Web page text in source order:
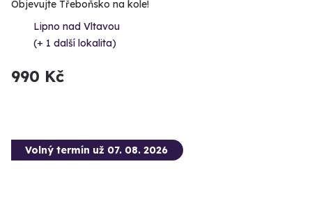
Objevujte Třeboňsko na kole!
Lipno nad Vltavou
(+ 1 další lokalita)
990 Kč
Volný termín už 07. 08. 2026